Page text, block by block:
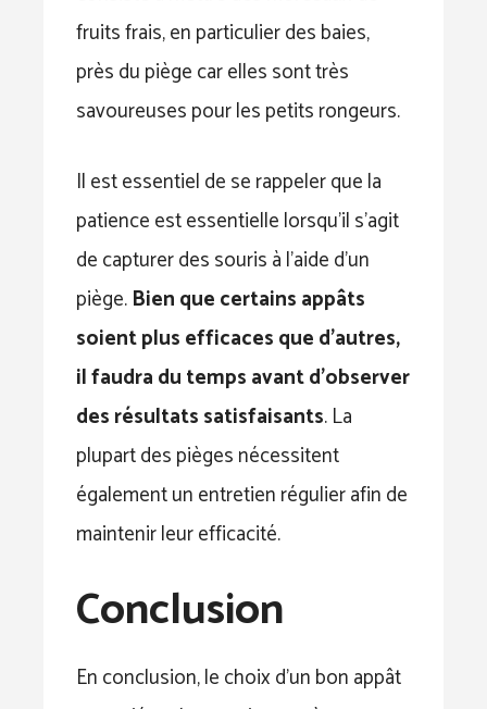
fruits frais, en particulier des baies,
près du piège car elles sont très
savoureuses pour les petits rongeurs.
Il est essentiel de se rappeler que la
patience est essentielle lorsqu’il s’agit
de capturer des souris à l’aide d’un
piège.Bien que certains appâts
soient plus efficaces que d’autres,
il faudra du temps avant d’observer
des résultats satisfaisants. La
plupart des pièges nécessitent
également un entretien régulier afin de
maintenir leur efficacité.
Conclusion
En conclusion, le choix d’un bon appât